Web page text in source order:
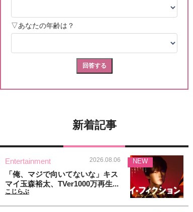
新着記事
Entertainment 2026.08.06
「俺、マジで向いてないな」キス
マイ玉森裕太、TVer1000万再生...
こじらぶ
NEW